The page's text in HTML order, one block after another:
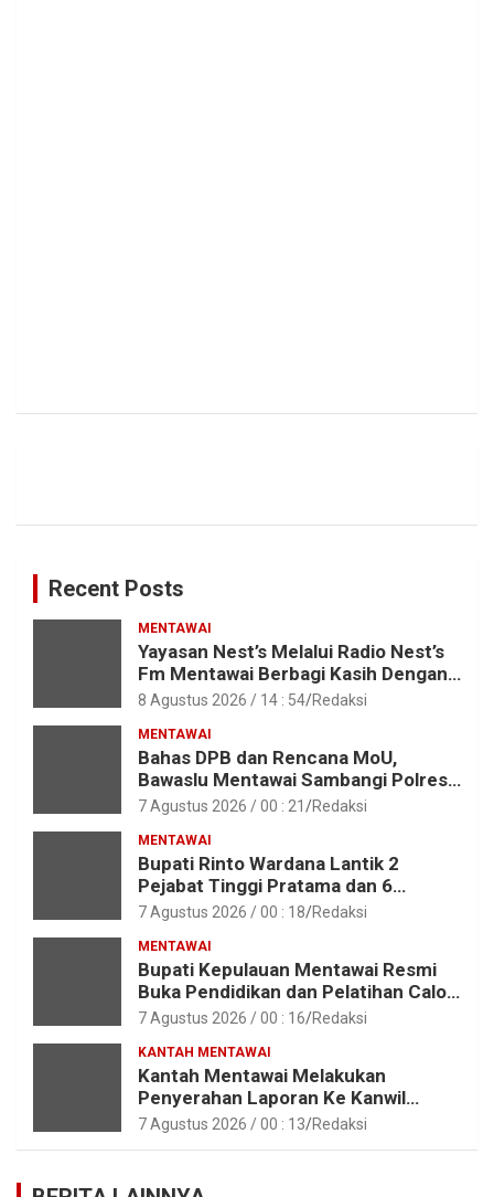
Recent Posts
MENTAWAI
Yayasan Nest’s Melalui Radio Nest’s
Fm Mentawai Berbagi Kasih Dengan
Anak – Anak Asrama SMAN 2 Sipora
8 Agustus 2026 / 14 : 54 Redaksi
MENTAWAI
Bahas DPB dan Rencana MoU,
Bawaslu Mentawai Sambangi Polres
Mentawai
7 Agustus 2026 / 00 : 21 Redaksi
MENTAWAI
Bupati Rinto Wardana Lantik 2
Pejabat Tinggi Pratama dan 6
Pejabat Fungsional di Lingkungan
7 Agustus 2026 / 00 : 18 Redaksi
MENTAWAI
Bupati Kepulauan Mentawai Resmi
Buka Pendidikan dan Pelatihan Calon
Paskibraka Tahun 2026
7 Agustus 2026 / 00 : 16 Redaksi
KANTAH MENTAWAI
Kantah Mentawai Melakukan
Penyerahan Laporan Ke Kanwil
Kemen ATR/BPN RI Sumbar
7 Agustus 2026 / 00 : 13 Redaksi